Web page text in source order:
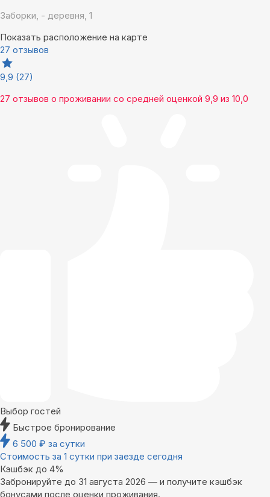
Заборки, - деревня, 1
Показать расположение на карте
27 отзывов
9,9 (27)
27 отзывов о проживании со средней оценкой 9,9 из 10,0
Выбор гостей
Быстрое бронирование
6 500 ₽ за сутки
Стоимость за 1 сутки при заезде сегодня
Кэшбэк до 4%
Забронируйте до 31 августа 2026 — и получите кэшбэк
бонусами после оценки проживания.